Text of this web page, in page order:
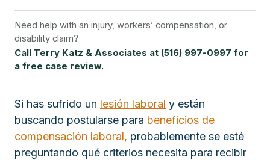
Need help with an injury, workers’ compensation, or
disability claim?
Call Terry Katz & Associates at (516) 997-0997 for
a free case review.
Si has sufrido un lesión laboral y están
buscando postularse para beneficios de
compensación laboral, probablemente se esté
preguntando qué criterios necesita para recibir